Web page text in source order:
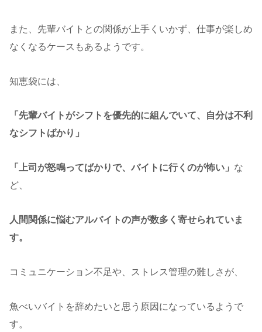
また、先輩バイトとの関係が上手くいかず、仕事が楽しめ
なくなるケースもあるようです。
知恵袋には、
「先輩バイトがシフトを優先的に組んでいて、自分は不利
なシフトばかり」
「上司が怒鳴ってばかりで、バイトに行くのが怖い」 な
ど、
人間関係に悩むアルバイトの声が数多く寄せられていま
す。
コミュニケーション不足や、ストレス管理の難しさが、
魚べいバイトを辞めたいと思う原因になっているようで
す。